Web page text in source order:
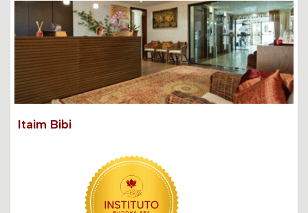
Itaim Bibi